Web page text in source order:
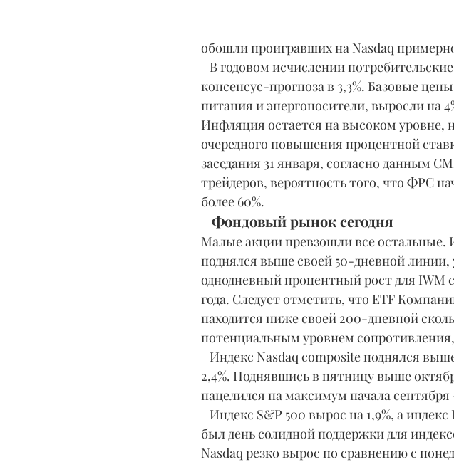
обошли проигравших на Nasdaq
консенсус-прогноза в 3,3%. Базовые
питания и энергоносители, выросли на
Инфляция остается на высоком уровне,
очередного повышения процентной
заседания 31 января, согласно данным
трейдеров, вероятность того, что ФРС
более 60%.
   Фондовый рынок сегодня
Малые акции превзошли все остальные.
поднялся выше своей 50-дневной
однодневный процентный рост для IWM
года. Следует отметить, что ETF
находится ниже своей 200-дневной
потенциальным уровнем
2,4%. Поднявшись в пятницу выше
нацелился на максимум начала сентября
был день солидной поддержки для
Nasdaq резко вырос по сравнению с